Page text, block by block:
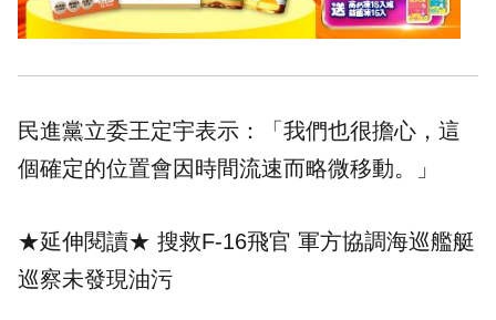
民進黨立委王定宇表示：「我們也很擔心，這
個確定的位置會因時間流速而略微移動。」
★延伸閱讀★ 搜救F-16飛官 軍方協調海巡艦艇
巡察未發現油污